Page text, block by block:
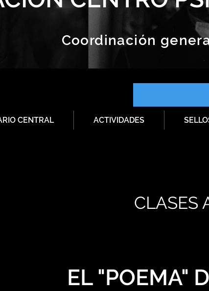
Coordinación
CENTRAL ACTIVIDADES
CLASES
EL "POEMA"